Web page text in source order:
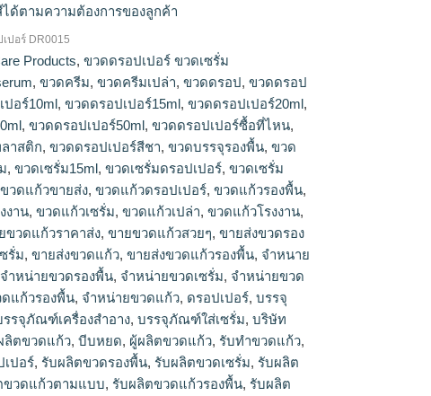
ด้ตามความต้องการของลูกค้า
มเปล่า, ขวดดรอป, ขวดดรอปเปอร์, ขวดดรอป
รอปเปอร์15ml, ขวดดรอปเปอร์20ml, ขวดดรอป
รอปเปอร์50ml, ขวดดรอปเปอร์ซื้อที่ไหน, ขวดดรอป
ดดรอปเปอร์สีชา, ขวดบรรจุรองพื้น, ขวดรองพื้น, ขวด
ขวดแก้ว, ขวดแก้วขายส่ง, ขวดแก้วดรอปเปอร์, ขวด
ก้วราคาโรงงาน, ขวดแก้วเปล่า, ขวดแก้วโรงงาน,
ส่ง, ขายขวดแก้วสวยๆ, ขายส่งขวดรองพื้น, ขายส่ง
ขวดแก้ว, ขายส่งขวดแก้วรองพื้น, จำหนายขวดดรอป
ดรองพื้น, จำหน่ายขวดเซรั่ม, จำหน่ายขวดแก้ว,
องพื้น, จําหน่ายขวดแก้ว, บรรจุภัณฑ์ขวดแก้ว, บรรจุ
, บริษัทขวดแก้ว, บริษัทผลิตขวดแก้ว, ผู้ผลิตขวดแก้ว,
บผลิตขวดดรอปเปอร์, รับผลิตขวดรองพื้น, รับผลิตขวด
ดแก้ว, รับผลิตขวดแก้วตามแบบ, รับผลิตขวดแก้วรอง
ภัณฑ์ขวดแก้ว, ร้านขายขวดแก้ว, ร้านขายขวดแก้ว
ขวดแก้วใกล้ฉัน, หัวดรอปเปอร์, แพ็คเกจขวดแก้ว,
อาง, แหล่งขายขวดแก้ว, โรงงานขวดแก้ว, โรงงาน
รงงานขายขวดแก้ว, โรงงานทำขวดแก้ว, โรงงานทํา
ลิตขวดดรอปเปอร์, โรงงานผลิตขวดรองพื้น, โรงงาน
ปอร์ DR0015
Products,ขวดดรอปเปอร์ ขวดเซรั่ม
,ขวดครีม,ขวดครีมเปล่า,ขวดดรอป,ขวดดรอป
ปอร์10ml,ขวดดรอปเปอร์15ml,ขวดดรอปเปอร์20ml,
,ขวดดรอปเปอร์50ml,ขวดดรอปเปอร์ซื้อที่ไหน,
าสติก,ขวดดรอปเปอร์สีชา,ขวดบรรจุรองพื้น,ขวด
,ขวดเซรั่ม15ml,ขวดเซรั่มดรอปเปอร์,ขวดเซรั่ม
ขวดแก้วขายส่ง,ขวดแก้วดรอปเปอร์,ขวดแก้วรองพื้น,
งาน,ขวดแก้วเซรั่ม,ขวดแก้วเปล่า,ขวดแก้วโรงงาน,
ขวดแก้วราคาส่ง,ขายขวดแก้วสวยๆ,ขายส่งขวดรอง
รั่ม,ขายส่งขวดแก้ว,ขายส่งขวดแก้วรองพื้น, จำหนาย
จำหน่ายขวดรองพื้น, จำหน่ายขวดเซรั่ม, จำหน่ายขวด
แก้วรองพื้น, จําหน่ายขวดแก้ว, ดรอปเปอร์,บรรจุ
รรจุภัณฑ์เครื่องสำอาง,บรรจุภัณฑ์ใส่เซรั่ม,บริษัท
ลิตขวดแก้ว,บีบหยด, ผู้ผลิตขวดแก้ว, รับทำขวดแก้ว,
ปอร์, รับผลิตขวดรองพื้น, รับผลิตขวดเซรั่ม, รับผลิต
ขวดแก้วตามแบบ, รับผลิตขวดแก้วรองพื้น, รับผลิต